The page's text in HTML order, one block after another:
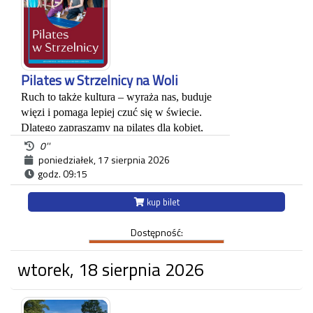
na Woli przy ul. Królowej Jadwigi
220.
Każdy uczestnik zwiedzania jest zobowiązany do
posiadania własnego biletu.
Pilates w Strzelnicy na Woli
Ruch to także kultura – wyraża nas, buduje
więzi i pomaga lepiej czuć się w świecie.
Dlatego zapraszamy na pilates dla kobiet,
które łączą troskę o ciało z ideą dobrostanu i
wellbeingu. Będziemy spotykać się co
poniedziałek! To czas, by wzmocnić ciało,
nabrać energii i poczuć siłę płynącą ze
wspólnego ruchu.Dołącz do nas i odkryj, że
ćwiczeń i butelkę wody.
W naszej przestrzeni tworzymy miejsce
0''
poniedziałek, 17 sierpnia 2026
godz. 09:15
kup bilet
Dostępność:
wtorek, 18 sierpnia 2026